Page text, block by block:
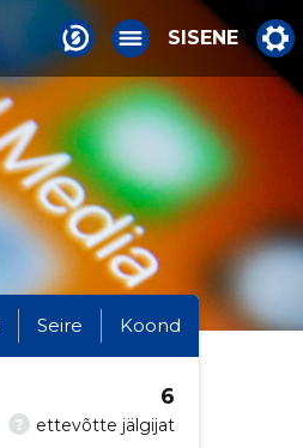
SISENE
Seire Koond
? ettevõtte jälgijat
6